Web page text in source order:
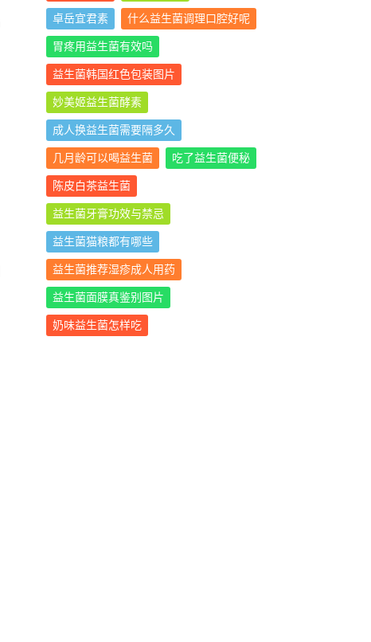
卓岳宜君素 什么益生菌调理口腔好呢
胃疼用益生菌有效吗
益生菌韩国红色包装图片
妙美姬益生菌酵素
成人换益生菌需要隔多久
几月龄可以喝益生菌 吃了益生菌便秘
陈皮白茶益生菌
益生菌牙膏功效与禁忌
益生菌猫粮都有哪些
益生菌推荐湿疹成人用药
益生菌面膜真鉴别图片
奶味益生菌怎样吃